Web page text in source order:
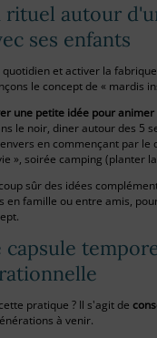
rituel autour
ses enfants
et activer la
le concept de « mardis
une petite idée pour animer
le noir, diner autour des 5
en commençant par le
», soirée camping (planter
sûr des idées
en famille ou entre amis,
capsule
pratique ? Il s'agit de
à venir.